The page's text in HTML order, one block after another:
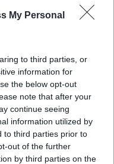
My Personal
to third parties, or
information for
the below opt-out
note that after your
continue seeing
information utilized by
to third parties prior to
out of the further
by third parties on the
5